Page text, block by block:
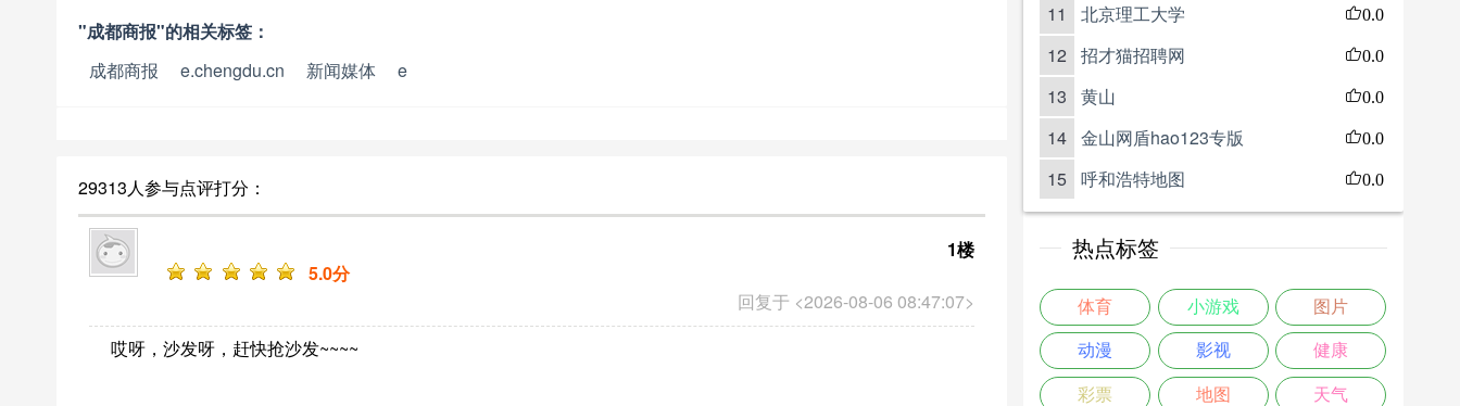
"成都商报"的相关标签：
成都商报
e.chengdu.cn 新闻媒体 e
29313人参与点评打分：
回复于 <2026-08-06 08:47:07>
1楼
5.0分
哎呀，沙发呀，赶快抢沙发~~~~
11 北京理工大学 0.0
12 招才猫招聘网 0.0
13 黄山 0.0
14 金山网盾hao123专版 0.0
15 呼和浩特地图 0.0
热点标签
体育 小游戏 图片
动漫 影视 健康
彩票 地图 天气